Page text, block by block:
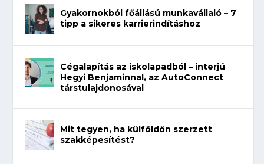
Gyakornokból főállású munkavállaló – 7
tipp a sikeres karrierindításhoz
Cégalapítás az iskolapadból – interjú
Hegyi Benjaminnal, az AutoConnect
társtulajdonosával
Mit tegyen, ha külföldön szerzett
szakképesítést?